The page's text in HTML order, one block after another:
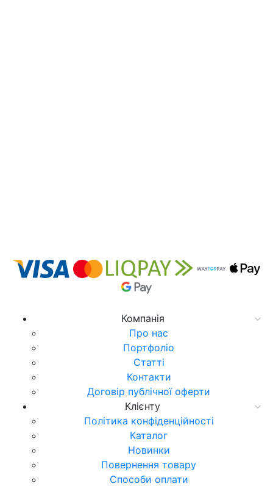
Компанія
Про нас
Портфоліо
Статті
Контакти
Договір публічної оферти
Клієнту
Політика конфіденційності
Каталог
Новинки
Повернення товару
Способи оплати